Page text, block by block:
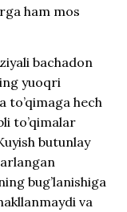
ham mos
bachadon
yuoqri
to’qimaga hech
to’qimalar
butunlay
bug’lanishiga
va